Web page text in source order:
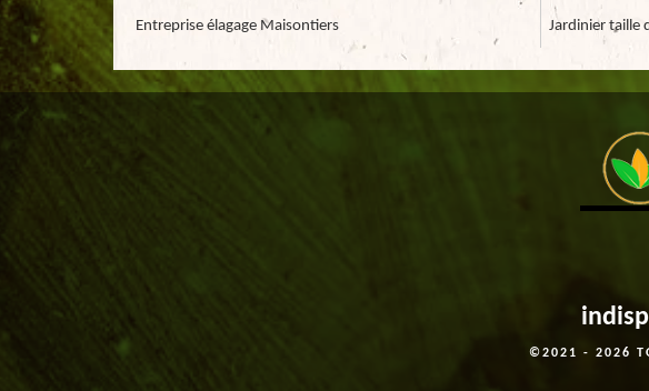
Entreprise élagage Maisontiers Jardinier taille
©2021 - 2026